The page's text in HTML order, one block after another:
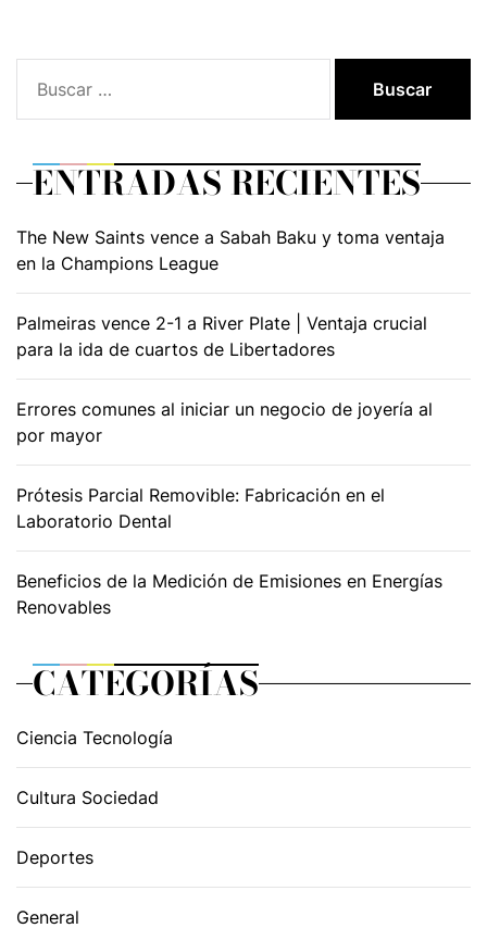
ENTRADAS RECIENTES
The New Saints vence a Sabah Baku y toma ventaja
en la Champions League
Palmeiras vence 2-1 a River Plate | Ventaja crucial
para la ida de cuartos de Libertadores
Errores comunes al iniciar un negocio de joyería al
por mayor
Prótesis Parcial Removible: Fabricación en el
Laboratorio Dental
Beneficios de la Medición de Emisiones en Energías
Renovables
CATEGORÍAS
Ciencia Tecnología
Cultura Sociedad
Deportes
General